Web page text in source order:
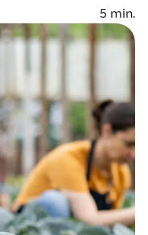
5 min.